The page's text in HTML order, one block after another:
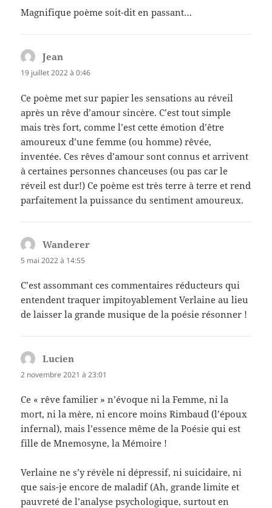
Magnifique poème soit-dit en passant…
Jean
19 juillet 2022 à 0:46
Ce poème met sur papier les sensations au réveil
après un rêve d’amour sincère. C’est tout simple
mais très fort, comme l’est cette émotion d’être
amoureux d’une femme (ou homme) rêvée,
inventée. Ces rêves d’amour sont connus et arrivent
à certaines personnes chanceuses (ou pas car le
réveil est dur!) Ce poème est très terre à terre et rend
parfaitement la puissance du sentiment amoureux.
Wanderer
5 mai 2022 à 14:55
C’est assommant ces commentaires réducteurs qui
entendent traquer impitoyablement Verlaine au lieu
de laisser la grande musique de la poésie résonner !
Lucien
2 novembre 2021 à 23:01
Ce « rêve familier » n’évoque ni la Femme, ni la
mort, ni la mère, ni encore moins Rimbaud (l’époux
infernal), mais l’essence même de la Poésie qui est
fille de Mnemosyne, la Mémoire !
Verlaine ne s’y révèle ni dépressif, ni suicidaire, ni
que sais-je encore de maladif (Ah, grande limite et
pauvreté de l’analyse psychologique, surtout en